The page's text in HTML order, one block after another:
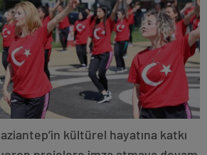
kültürel hayatına katkı